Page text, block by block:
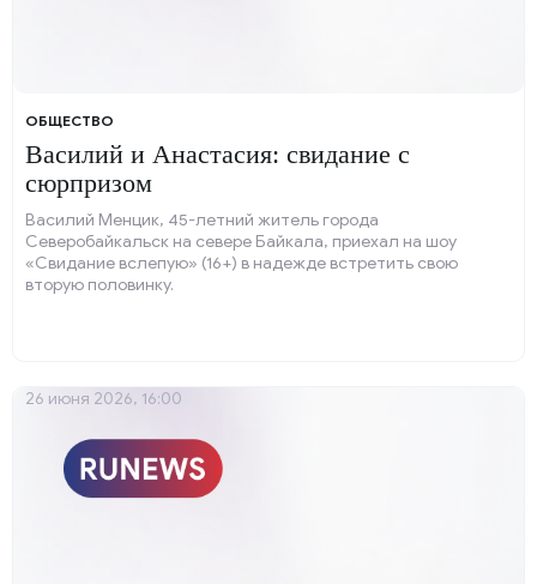
ОБЩЕСТВО
Василий и Анастасия: свидание с
сюрпризом
Василий Менцик, 45-летний житель города
Северобайкальск на севере Байкала, приехал на шоу
«Свидание вслепую» (16+) в надежде встретить свою
вторую половинку.
26 июня 2026, 16:00